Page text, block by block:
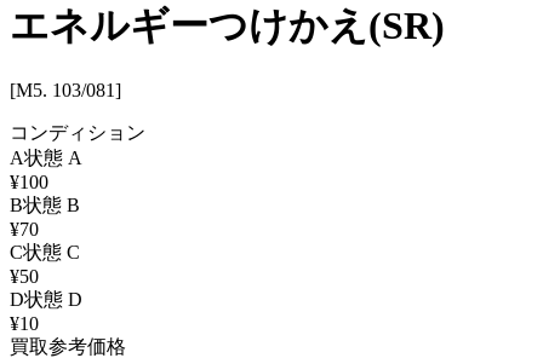
エネルギーつけかえ(SR)
[M5. 103/081]
コンディション
A状態 A
¥100
B状態 B
¥70
C状態 C
¥50
D状態 D
¥10
買取参考価格